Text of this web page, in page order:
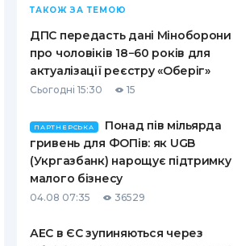
ТАКОЖ ЗА ТЕМОЮ
ДПС передасть дані Міноборони
про чоловіків 18−60 років для
актуалізації реєстру «Оберіг»
Сьогодні 15:30 15
ПАРТНЕРСЬКА
Понад пів мільярда
гривень для ФОПів: як UGB
(Укргазбанк) нарощує підтримку
малого бізнесу
04.08 07:35 36529
АЕС в ЄС зупиняються через